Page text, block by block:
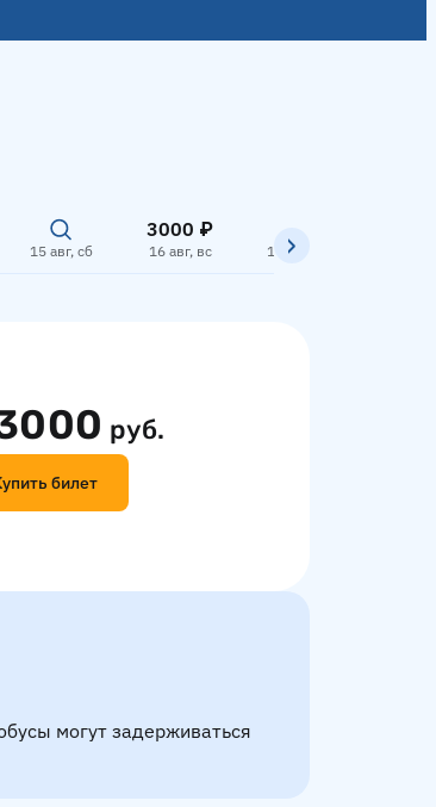
15 авг, сб
3000 ₽
16 авг, вс 17 авг, пн
руб.
билет
могут задерживаться